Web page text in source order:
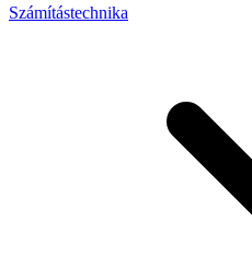
Számítástechnika